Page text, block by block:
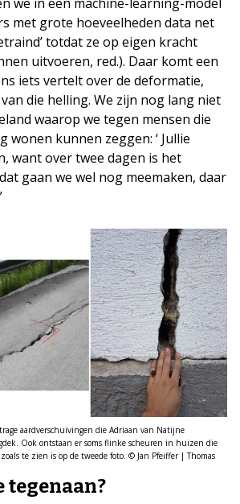
met grote hoeveelheden data net
totdat ze op eigen kracht
uitvoeren, red.). Daar komt een
iets vertelt over de deformatie,
die helling. We zijn nog lang niet
waarop we tegen mensen die
wonen kunnen zeggen: ‘ Jullie
want over twee dagen is het
gaan we wel nog meemaken, daar
aardverschuivingen die Adriaan van Natijne
Ook ontstaan er soms flinke scheuren in huizen die
te zien is op de tweede foto. © Jan Pfeiffer | Thomas
tegenaan?